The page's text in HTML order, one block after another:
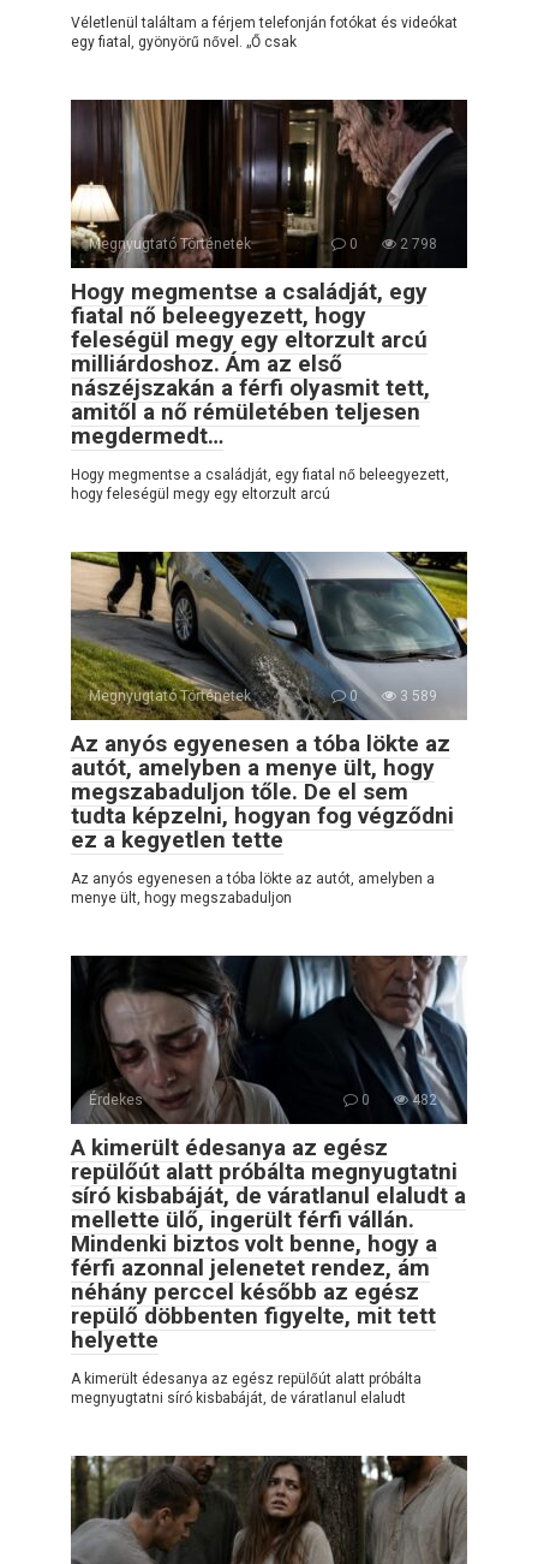
Véletlenül találtam a férjem telefonján fotókat és videókat
egy fiatal, gyönyörű nővel. „Ő csak
Megnyugtató Történetek 0 2 798
Hogy megmentse a családját, egy
fiatal nő beleegyezett, hogy
feleségül megy egy eltorzult arcú
milliárdoshoz. Ám az első
nászéjszakán a férfi olyasmit tett,
amitől a nő rémületében teljesen
megdermedt…
Hogy megmentse a családját, egy fiatal nő beleegyezett,
hogy feleségül megy egy eltorzult arcú
Megnyugtató Történetek 0 3 589
Az anyós egyenesen a tóba lökte az
autót, amelyben a menye ült, hogy
megszabaduljon tőle. De el sem
tudta képzelni, hogyan fog végződni
ez a kegyetlen tette
Az anyós egyenesen a tóba lökte az autót, amelyben a
menye ült, hogy megszabaduljon
Érdekes 0 482
A kimerült édesanya az egész
repülőút alatt próbálta megnyugtatni
síró kisbabáját, de váratlanul elaludt a
mellette ülő, ingerült férfi vállán.
Mindenki biztos volt benne, hogy a
férfi azonnal jelenetet rendez, ám
néhány perccel később az egész
repülő döbbenten figyelte, mit tett
helyette
A kimerült édesanya az egész repülőút alatt próbálta
megnyugtatni síró kisbabáját, de váratlanul elaludt